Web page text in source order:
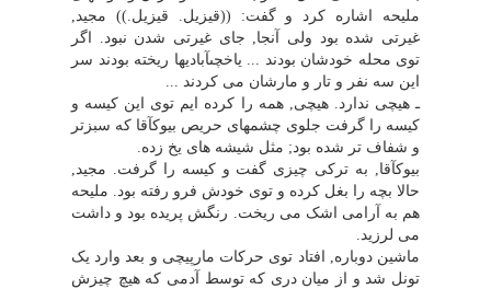
ملیحه اشاره کرد و گفت: ((قیزیل. قیزیل.)) مجید,
غیرتى شده بود ولى آنجا, جاى غیرتى شدن نبود. اگر
توى محله خودشان بودند ... یاخچىآبادیها ریخته بودند سر
این سه نفر و تار و مارشان مى کردند ...
ـ هیچى ندارد. هیچى, همه را کرده ایم توى این کیسه و
کیسه را گرفت جلوى چشمهاى حریص بیوکآقا که سبزتر
و شفاف تر شده بود; مثل شیشه هاى یخ زده.
بیوکآقا, به ترکى چیزى گفت و کیسه را گرفت. مجید,
حالا بچه را بغل کرده و توى خودش فرو رفته بود. ملیحه
هم به آرامى اشک مى ریخت. رنگش پریده بود و داشت
مى لرزید.
ماشین دوباره, افتاد توى حرکات مارپیچى و بعد وارد یک
تونل شد و از میان درى که توسط آدمى که هیچ چیزش